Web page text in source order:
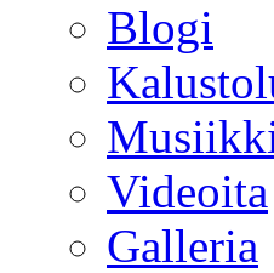
Blogi
Videoita
Galleria